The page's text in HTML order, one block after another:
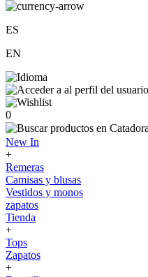
ES
EN
0
New In
+
Remeras
Camisas y blusas
Vestidos y monos
zapatos
Tienda
+
Tops
Zapatos
+